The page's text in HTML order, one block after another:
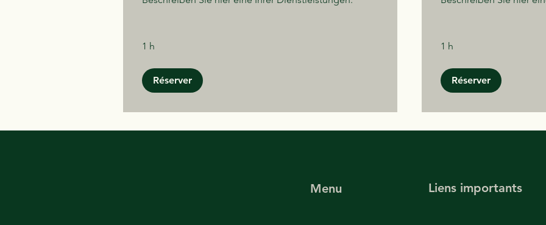
1 h
Réserver
1 h
Réserver
Menu Liens importants